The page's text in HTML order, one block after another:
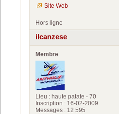
Site Web
Hors ligne
ilcanzese
Membre
Lieu : haute patate - 70
Inscription : 16-02-2009
Messages : 12 595